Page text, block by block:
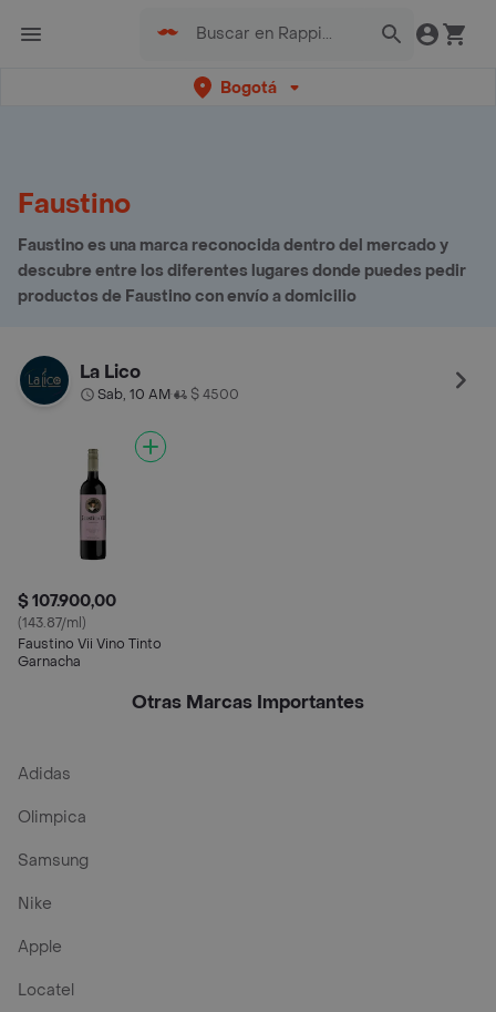
Bogotá
Faustino
Faustino es una marca reconocida dentro del mercado y
descubre entre los diferentes lugares donde puedes pedir
productos de Faustino con envío a domicilio
La Lico
Sab, 10 AM• $ 4500
$ 107.900,00
(143.87/ml)
Faustino Vii Vino Tinto
Garnacha
Otras Marcas Importantes
Adidas
Olimpica
Samsung
Nike
Apple
Locatel